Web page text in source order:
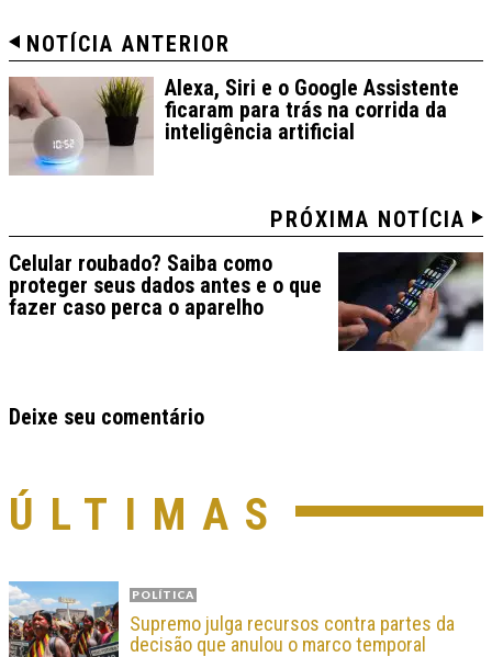
NOTÍCIA ANTERIOR
Alexa, Siri e o Google Assistente
ficaram para trás na corrida da
inteligência artificial
PRÓXIMA NOTÍCIA
Celular roubado? Saiba como
proteger seus dados antes e o que
fazer caso perca o aparelho
Deixe seu comentário
ÚLTIMAS
POLÍTICA
Supremo julga recursos contra partes da
decisão que anulou o marco temporal